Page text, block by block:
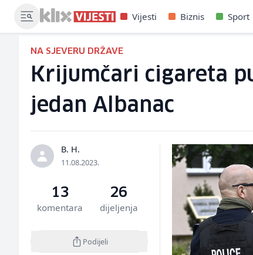
Vijesti Biznis Sport
NA SJEVERU DRŽAVE
Krijumčari cigareta
jedan Albanac
B. H.
11.08.2023.
13
komentara
26
dijeljenja
Podijeli